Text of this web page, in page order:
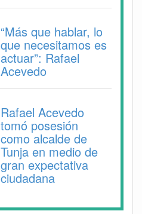
“Más que hablar, lo
que necesitamos es
actuar”: Rafael
Acevedo
Rafael Acevedo
tomó posesión
como alcalde de
Tunja en medio de
gran expectativa
ciudadana